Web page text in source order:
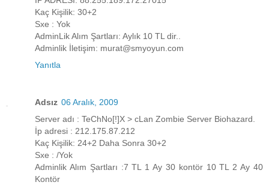
Kaç Kişilik: 30+2
Sxe : Yok
AdminLik Alım Şartları: Aylık 10 TL dir..
Adminlik İletişim: murat@smyoyun.com
Yanıtla
Adsız 06 Aralık, 2009
Server adı : TeChNo[!]X > cLan Zombie Server Biohazard.
İp adresi : 212.175.87.212
Kaç Kişilik: 24+2 Daha Sonra 30+2
Sxe : /Yok
Adminlik Alım Şartları :7 TL 1 Ay 30 kontör 10 TL 2 Ay 40
Kontör